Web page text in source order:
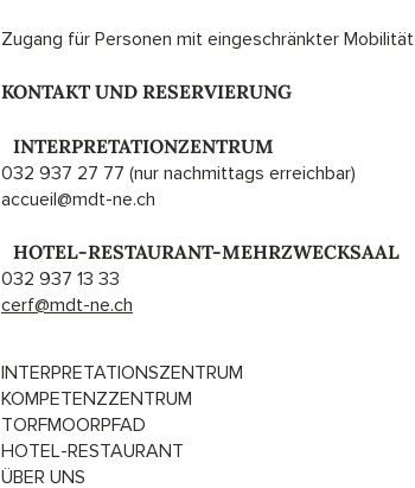
​Zugang für Personen mit eingeschränkter Mobilität
KONTAKT UND RESERVIERUNG
INTERPRETATIONZENTRUM
032 937 27 77 (nur nachmittags erreichbar)
accueil@mdt-ne.ch
HOTEL-RESTAURANT-MEHRZWECKSAAL
032 937 13 33
cerf@mdt-ne.ch
INTERPRETATIONSZENTRUM
KOMPETENZZENTRUM
TORFMOORPFAD
HOTEL-RESTAURANT
ÜBER UNS